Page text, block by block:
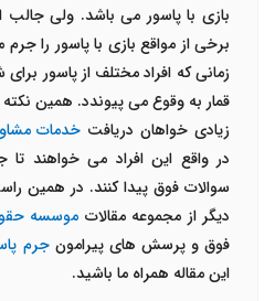
بازی با پاسور می باشد. ولی جالب
برخی از مواقع بازی با پاسور را
زمانی که افراد مختلف از پاسور
قمار به وقوع می پیوندد. همین
زیادی خواهان دریافت خدمات
در واقع این افراد می خواهند
سوالات فوق پیدا کنند. در همین
دیگر از مجموعه مقالات موسسه
فوق و پرسش های پیرامونجرم
این مقاله همراه ما باشید.